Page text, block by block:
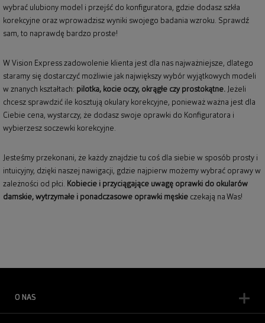
wybrać ulubiony model i przejść do konfiguratora, gdzie dodasz szkła
korekcyjne oraz wprowadzisz wyniki swojego badania wzroku. Sprawdź
sam, to naprawdę bardzo proste!
W Vision Express zadowolenie klienta jest dla nas najważniejsze, dlatego
staramy się dostarczyć możliwie jak największy wybór wyjątkowych modeli
w znanych kształtach: pilotka, kocie oczy, okrągłe czy prostokątne. Jeżeli
chcesz sprawdzić ile kosztują okulary korekcyjne, ponieważ ważna jest dla
Ciebie cena, wystarczy, że dodasz swoje oprawki do Konfiguratora i
wybierzesz soczewki korekcyjne.
Jesteśmy przekonani, że każdy znajdzie tu coś dla siebie w sposób prosty i
intuicyjny, dzięki naszej nawigacji, gdzie najpierw możemy wybrać oprawy w
zależności od płci. Kobiecie i przyciągające uwagę oprawki do okularów
damskie, wytrzymałe i ponadczasowe oprawki męskie czekają na Was!
O NAS